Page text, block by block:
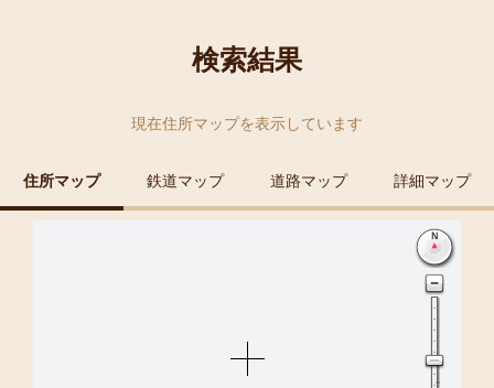
検索結果
現在住所マップを表示しています
住所マップ 鉄道マップ 道路マップ 詳細マップ